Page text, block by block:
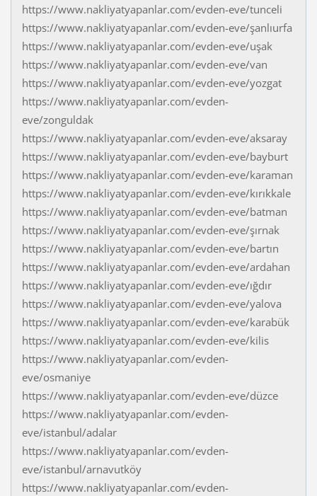
https://www.nakliyatyapanlar.com/evden-eve/tunceli
https://www.nakliyatyapanlar.com/evden-eve/şanlıurfa
https://www.nakliyatyapanlar.com/evden-eve/uşak
https://www.nakliyatyapanlar.com/evden-eve/van
https://www.nakliyatyapanlar.com/evden-eve/yozgat
https://www.nakliyatyapanlar.com/evden-
eve/zonguldak
https://www.nakliyatyapanlar.com/evden-eve/aksaray
https://www.nakliyatyapanlar.com/evden-eve/bayburt
https://www.nakliyatyapanlar.com/evden-eve/karaman
https://www.nakliyatyapanlar.com/evden-eve/kırıkkale
https://www.nakliyatyapanlar.com/evden-eve/batman
https://www.nakliyatyapanlar.com/evden-eve/şırnak
https://www.nakliyatyapanlar.com/evden-eve/bartın
https://www.nakliyatyapanlar.com/evden-eve/ardahan
https://www.nakliyatyapanlar.com/evden-eve/ığdır
https://www.nakliyatyapanlar.com/evden-eve/yalova
https://www.nakliyatyapanlar.com/evden-eve/karabük
https://www.nakliyatyapanlar.com/evden-eve/kilis
https://www.nakliyatyapanlar.com/evden-
eve/osmaniye
https://www.nakliyatyapanlar.com/evden-eve/düzce
https://www.nakliyatyapanlar.com/evden-
eve/istanbul/adalar
https://www.nakliyatyapanlar.com/evden-
eve/istanbul/arnavutköy
https://www.nakliyatyapanlar.com/evden-